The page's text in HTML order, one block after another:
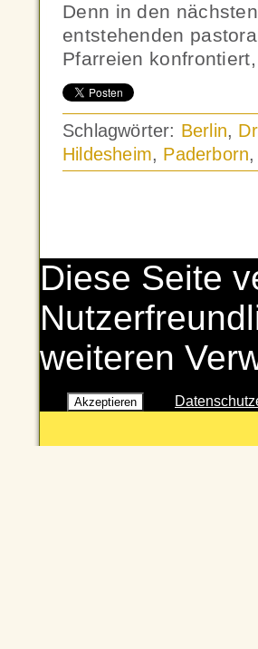
Denn in den
entstehenden
Pfarreien
Schlagwörter: Berlin,
Hildesheim, Paderborn,
Diese Seite
weiteren
Akzeptieren